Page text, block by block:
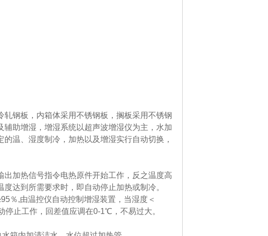
钢板，内箱体采用不锈钢板，搁板采用不锈钢
助增湿，增湿系统以超声波增湿仪为主，水加
温、湿度制冷，加热以及增湿实行自动切换，
加热信号指令电热原件开始工作，反之温度高
达到所需要求时，即自动停止加热或制冷。
％,由温控仪自动控制增湿装置，当湿度＜
止工作，回差值应调在0-1℃，不易过大。